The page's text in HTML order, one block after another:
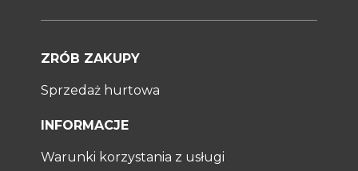
ZRÓB ZAKUPY
Sprzedaż hurtowa
INFORMACJE
Warunki korzystania z usługi